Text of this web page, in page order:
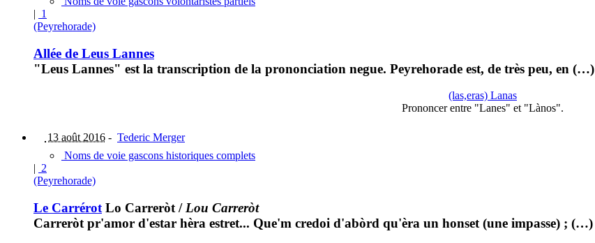
| 1
(Peyrehorade)
Allée de Leus Lannes
"Leus Lannes" est la transcription de la prononciation negue. Peyrehorade est, de très peu, en (…)
(las,eras) Lanas
Prononcer entre "Lanes" et "Lànos".
13 août 2016 - Tederic Merger
Noms de voie gascons historiques complets
2
(Peyrehorade)
Le CarrérotLo Carreròt/Lou Carreròt
Carreròt pr'amor d'estar hèra estret... Que'm credoi d'abòrd qu'èra un honset (une impasse) ; (…)